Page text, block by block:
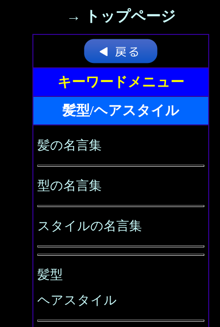
→ トップページ
キーワードメニュー
髪型/ヘアスタイル
髪の名言集
型の名言集
スタイルの名言集
髪型
ヘアスタイル